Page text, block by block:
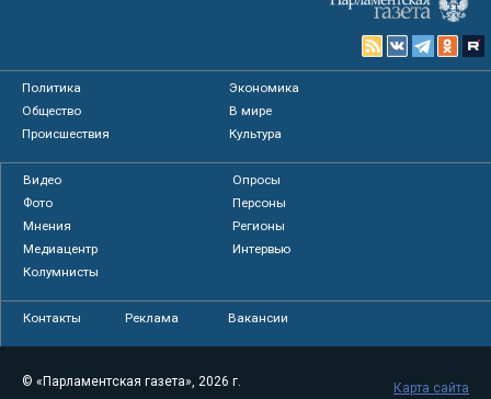
Политика
Экономика
Общество
В мире
Происшествия
Культура
Видео
Опросы
Фото
Персоны
Мнения
Регионы
Медиацентр
Интервью
Колумнисты
Контакты Реклама Вакансии
© «Парламентская газета», 2026 г.
Карта сайта